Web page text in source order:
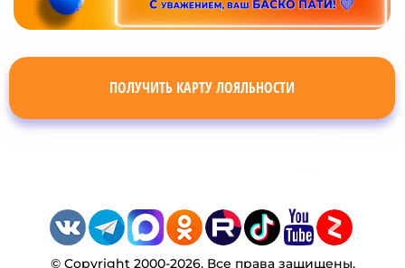
ПОЛУЧИТЬ КАРТУ ЛОЯЛЬНОСТИ
© Copyright 2000-2026. Все права защищены.